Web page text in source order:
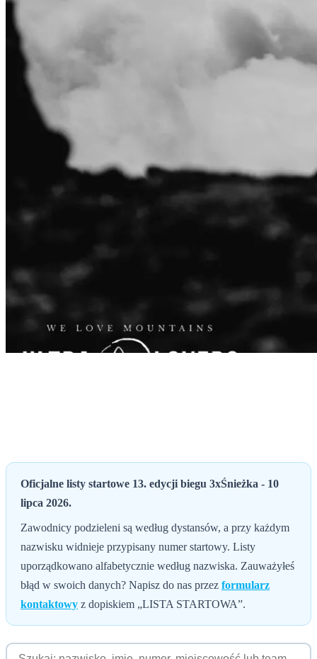
Oficjalne listy startowe 13. edycji biegu 3xŚnieżka - 10
lipca 2026.
Zawodnicy podzieleni są według dystansów, a przy każdym
nazwisku widnieje przypisany numer startowy. Listy
uporządkowano alfabetycznie według nazwiska. Zauważyłeś
błąd w swoich danych? Napisz do nas przez formularz
kontaktowy z dopiskiem „LISTA STARTOWA”.